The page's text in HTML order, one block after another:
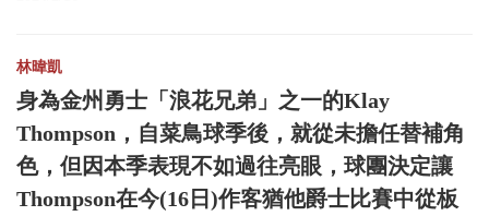
林暐凱
身為金州勇士「浪花兄弟」之一的Klay
Thompson，自菜鳥球季後，就從未擔任替補角
色，但因本季表現不如過往亮眼，球團決定讓
Thompson在今(16日)作客猶他爵士比賽中從板